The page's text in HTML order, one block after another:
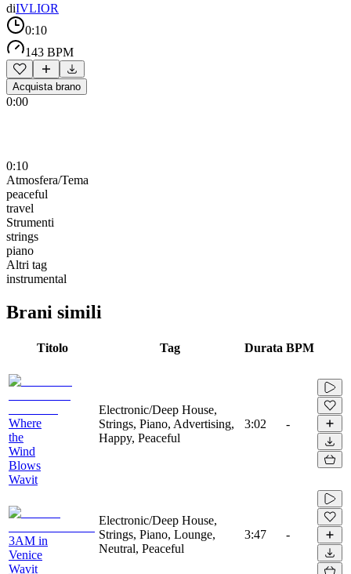
diIVLIOR
0:10
143 BPM
Acquista brano
0:00
0:10
Atmosfera/Tema
peaceful
travel
Strumenti
strings
piano
Altri tag
instrumental
Brani simili
Titolo Tag Durata BPM
Where
the
Wind
Blows
Wavit
Electronic/Deep House,
Strings, Piano, Advertising,
Happy, Peaceful
3:02 -
3AM in
Venice
Wavit
Electronic/Deep House,
Strings, Piano, Lounge,
Neutral, Peaceful
3:47 -